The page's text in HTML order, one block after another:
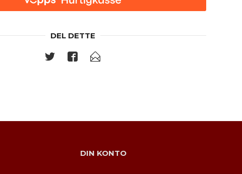
DEL DETTE
DIN KONTO